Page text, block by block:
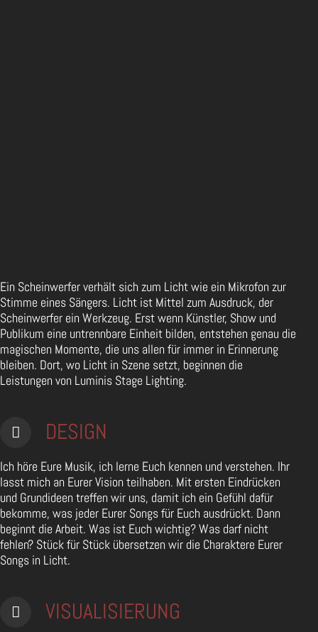
Ein Scheinwerfer verhält sich zum Licht wie ein Mikrofon zur
Stimme eines Sängers. Licht ist Mittel zum Ausdruck, der
Scheinwerfer ein Werkzeug. Erst wenn Künstler, Show und
Publikum eine untrennbare Einheit bilden, entstehen genau die
magischen Momente, die uns allen für immer in Erinnerung
bleiben. Dort, wo Licht in Szene setzt, beginnen die
Leistungen von Luminis Stage Lighting.
DESIGN
Ich höre Eure Musik, ich lerne Euch kennen und verstehen. Ihr
lasst mich an Eurer Vision teilhaben. Mit ersten Eindrücken
und Grundideen treffen wir uns, damit ich ein Gefühl dafür
bekomme, was jeder Eurer Songs für Euch ausdrückt. Dann
beginnt die Arbeit. Was ist Euch wichtig? Was darf nicht
fehlen? Stück für Stück übersetzen wir die Charaktere Eurer
Songs in Licht.
VISUALISIERUNG